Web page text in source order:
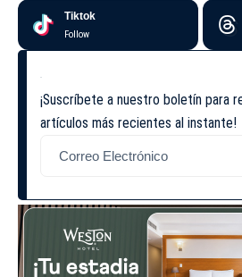
Tiktok
Follow
¡Suscríbete a nuestro boletín para
artículos más recientes al instante!